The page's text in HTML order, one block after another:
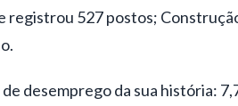
registrou 527 postos;
desemprego da sua história: